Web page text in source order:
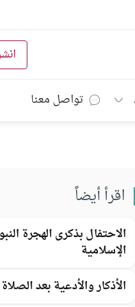
تواصل معنا
اقرأ أيضاً
الاحتفال بذكرى الهجرة
الإسلامية
الأذكار والأدعية بعد الصلاة